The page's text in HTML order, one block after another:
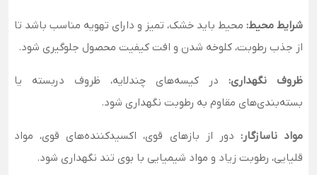
شرایط محیط: محیط باید خشک، تمیز و دارای تهویه مناسب باشد تا
از جذب رطوبت، کلوخه شدن و افت کیفیت محصول جلوگیری شود.
ظروف نگهداری: در کیسه‌های چندلایه، ظروف دربسته یا
بسته‌بندی‌های مقاوم به رطوبت نگهداری شود.
مواد ناسازگار: دور از بازهای قوی، اکسیدکننده‌های قوی، مواد
قلیایی، رطوبت زیاد و مواد شیمیایی با بوی تند نگهداری شود.